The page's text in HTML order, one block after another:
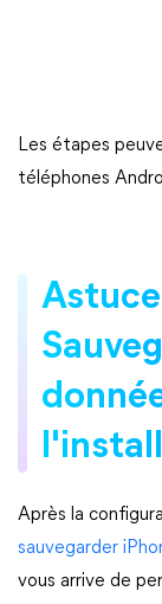
Les étapes
téléphones
Après la
sauvegarder
vous arrive de